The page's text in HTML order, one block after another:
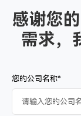
感谢您
需求，
您的公司名称*